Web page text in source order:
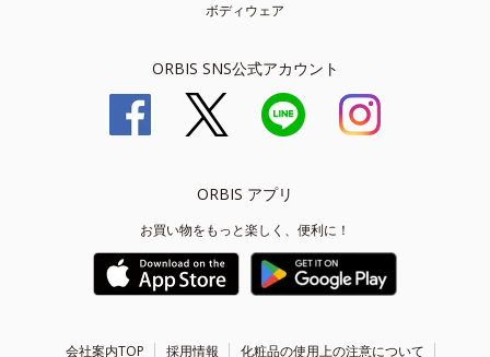
ボディウェア
ORBIS SNS公式アカウント
ORBIS アプリ
お買い物をもっと楽しく、便利に！
会社案内TOP 採用情報 化粧品の使用上の注意について